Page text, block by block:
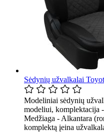
Sėdynių užvalkalai
Modeliniai sėdynių
modeliui, komplektacija
Medžiaga - Alkantara
komplektą įeina